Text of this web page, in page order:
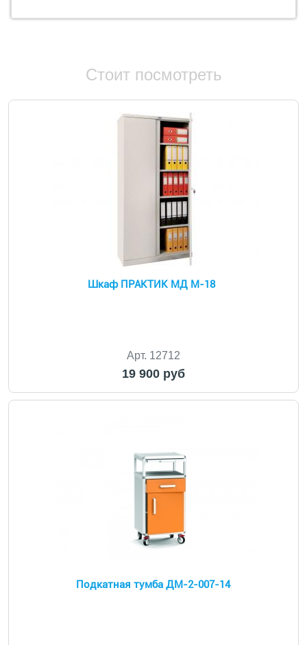
Стоит посмотреть
Шкаф ПРАКТИК МД M-18
Арт. 12712
19 900 руб
Подкатная тумба ДМ-2-007-14